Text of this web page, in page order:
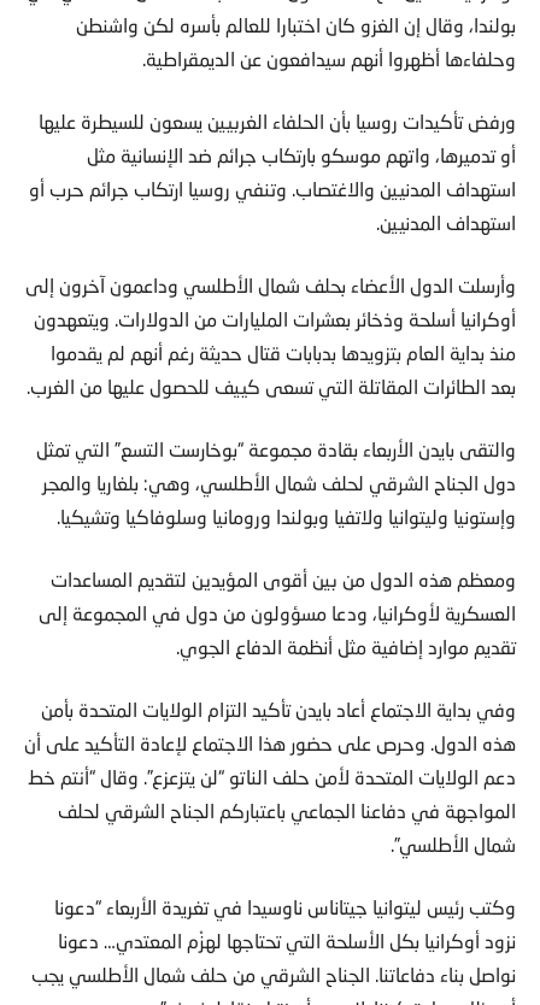
بولندا، وقال إن الغزو كان اختبارا للعالم بأسره لكن واشنطن
وحلفاءها أظهروا أنهم سيدافعون عن الديمقراطية.
ورفض تأكيدات روسيا بأن الحلفاء الغربيين يسعون للسيطرة عليها
أو تدميرها، واتهم موسكو بارتكاب جرائم ضد الإنسانية مثل
استهداف المدنيين والاغتصاب. وتنفي روسيا ارتكاب جرائم حرب أو
استهداف المدنيين.
وأرسلت الدول الأعضاء بحلف شمال الأطلسي وداعمون آخرون إلى
أوكرانيا أسلحة وذخائر بعشرات المليارات من الدولارات. ويتعهدون
منذ بداية العام بتزويدها بدبابات قتال حديثة رغم أنهم لم يقدموا
بعد الطائرات المقاتلة التي تسعى كييف للحصول عليها من الغرب.
والتقى بايدن الأربعاء بقادة مجموعة “بوخارست التسع” التي تمثل
دول الجناح الشرقي لحلف شمال الأطلسي، وهي: بلغاريا والمجر
وإستونيا وليتوانيا ولاتفيا وبولندا ورومانيا وسلوفاكيا وتشيكيا.
ومعظم هذه الدول من بين أقوى المؤيدين لتقديم المساعدات
العسكرية لأوكرانيا، ودعا مسؤولون من دول في المجموعة إلى
تقديم موارد إضافية مثل أنظمة الدفاع الجوي.
وفي بداية الاجتماع أعاد بايدن تأكيد التزام الولايات المتحدة بأمن
هذه الدول. وحرص على حضور هذا الاجتماع لإعادة التأكيد على أن
دعم الولايات المتحدة لأمن حلف الناتو “لن يتزعزع”. وقال “أنتم خط
المواجهة في دفاعنا الجماعي باعتباركم الجناح الشرقي لحلف
شمال الأطلسي”.
وكتب رئيس ليتوانيا جيتاناس ناوسيدا في تغريدة الأربعاء “دعونا
نزود أوكرانيا بكل الأسلحة التي تحتاجها لهزْم المعتدي… دعونا
نواصل بناء دفاعاتنا. الجناح الشرقي من حلف شمال الأطلسي يجب